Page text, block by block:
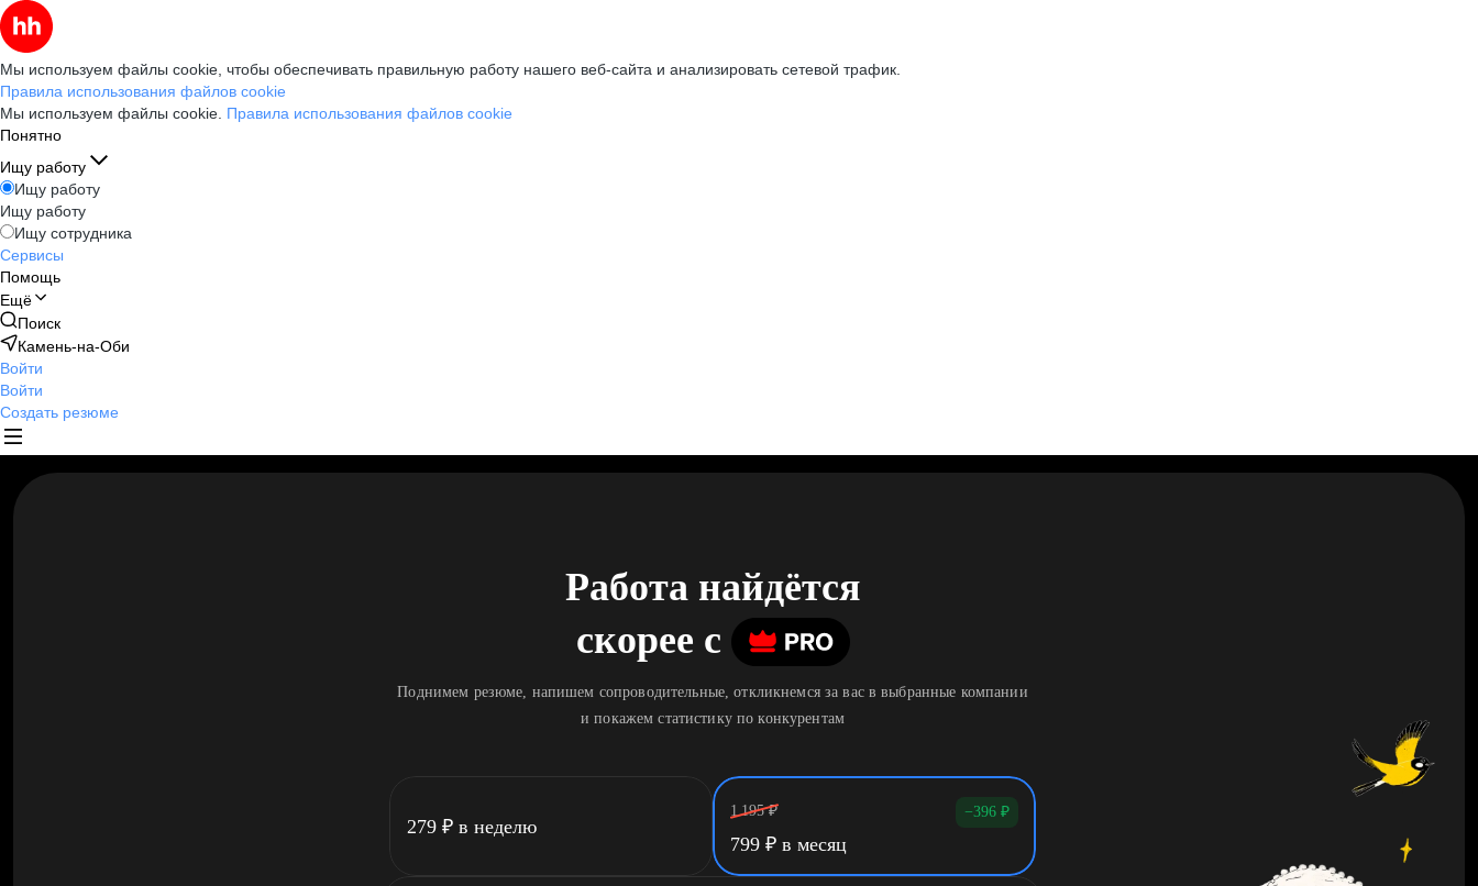
Мы используем файлы cookie, чтобы обеспечивать правильную работу нашего веб-сайта и анализировать сетевой трафик.
Правила использования файлов cookie
Мы используем файлы cookie. Правила использования файлов cookie
Понятно
Ищу работу
Ищу работу
Ищу работу
Ищу сотрудника
Сервисы
Помощь
Ещё
Поиск
Камень-на-Оби
Войти
Войти
Создать резюме
Работа найдётся
скорее c
Поднимем резюме, напишем сопроводительные, откликнемся за вас в выбранные компании
и покажем статистику по конкурентам
279 ₽ в неделю
1 195 ₽ −396 ₽
799 ₽ в месяц